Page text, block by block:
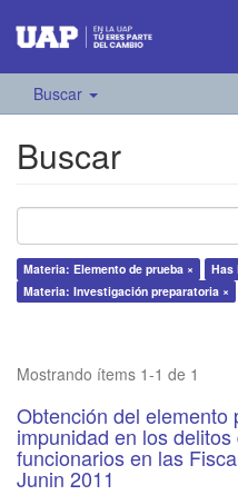
Buscar
Buscar
Materia: Elemento de prueba ×
Has
Materia: Investigación preparatoria ×
Mostrando ítems 1-1 de 1
Obtención del elemento
impunidad en los
funcionarios en las
Junin 2011